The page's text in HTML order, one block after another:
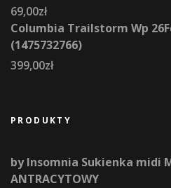
69,00zł
Columbia Trailstorm Wp
(1475732766)
399,00zł
PRODUKTY
by Insomnia Sukienka midi
ANTRACYTOWY